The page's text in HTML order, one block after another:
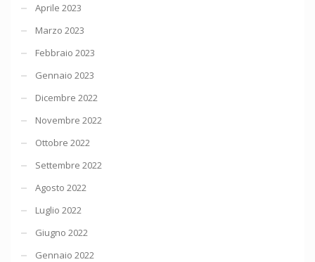
Aprile 2023
Marzo 2023
Febbraio 2023
Gennaio 2023
Dicembre 2022
Novembre 2022
Ottobre 2022
Settembre 2022
Agosto 2022
Luglio 2022
Giugno 2022
Gennaio 2022